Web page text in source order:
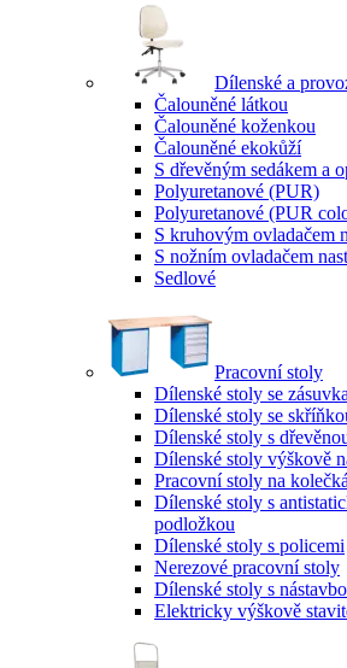
Dílenské a
Čalouněné látkou
Čalouněné koženkou
Čalouněné ekokůží
S dřevěným sedákem a
Polyuretanové (PUR)
Polyuretanové (PUR
S kruhovým ovladačem
S nožním ovladačem
Sedlové
Pracovní stoly
Dílenské stoly se
Dílenské stoly se
Dílenské stoly s
Dílenské stoly výškově
Pracovní stoly na
Dílenské stoly s
podložkou
Dílenské stoly s policemi
Nerezové pracovní stoly
Dílenské stoly s
Elektricky výškově